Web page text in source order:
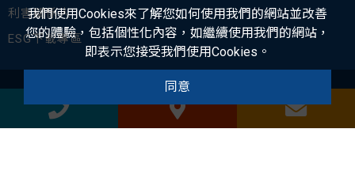
利害關係人
ESG下載專區
電話：(02) 8976-9268
我們使用Cookies來了解您如何使用我們的網站並改善
您的體驗，包括個性化內容，如繼續使用我們的網站，
即表示您接受我們使用Cookies。
同意